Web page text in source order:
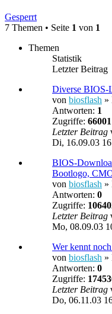
Gesperrt
7 Themen • Seite 1 von 1
Themen
Statistik
Letzter Beitrag
Diverse BIOS-
von biosflash »
Antworten: 1
Zugriffe: 66001
Letzter Beitrag
Di, 16.09.03
BIOS-
Bootlogo,
von biosflash »
Antworten: 0
Zugriffe:
Letzter Beitrag
Mo, 08.09.03
Wer kennt
von biosflash »
Antworten: 0
Zugriffe:
Letzter Beitrag
Do, 06.11.03